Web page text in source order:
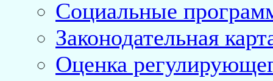
Социальные
Законодательная
Оценка